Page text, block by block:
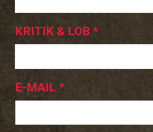
KRITIK & LOB *
E-MAIL *